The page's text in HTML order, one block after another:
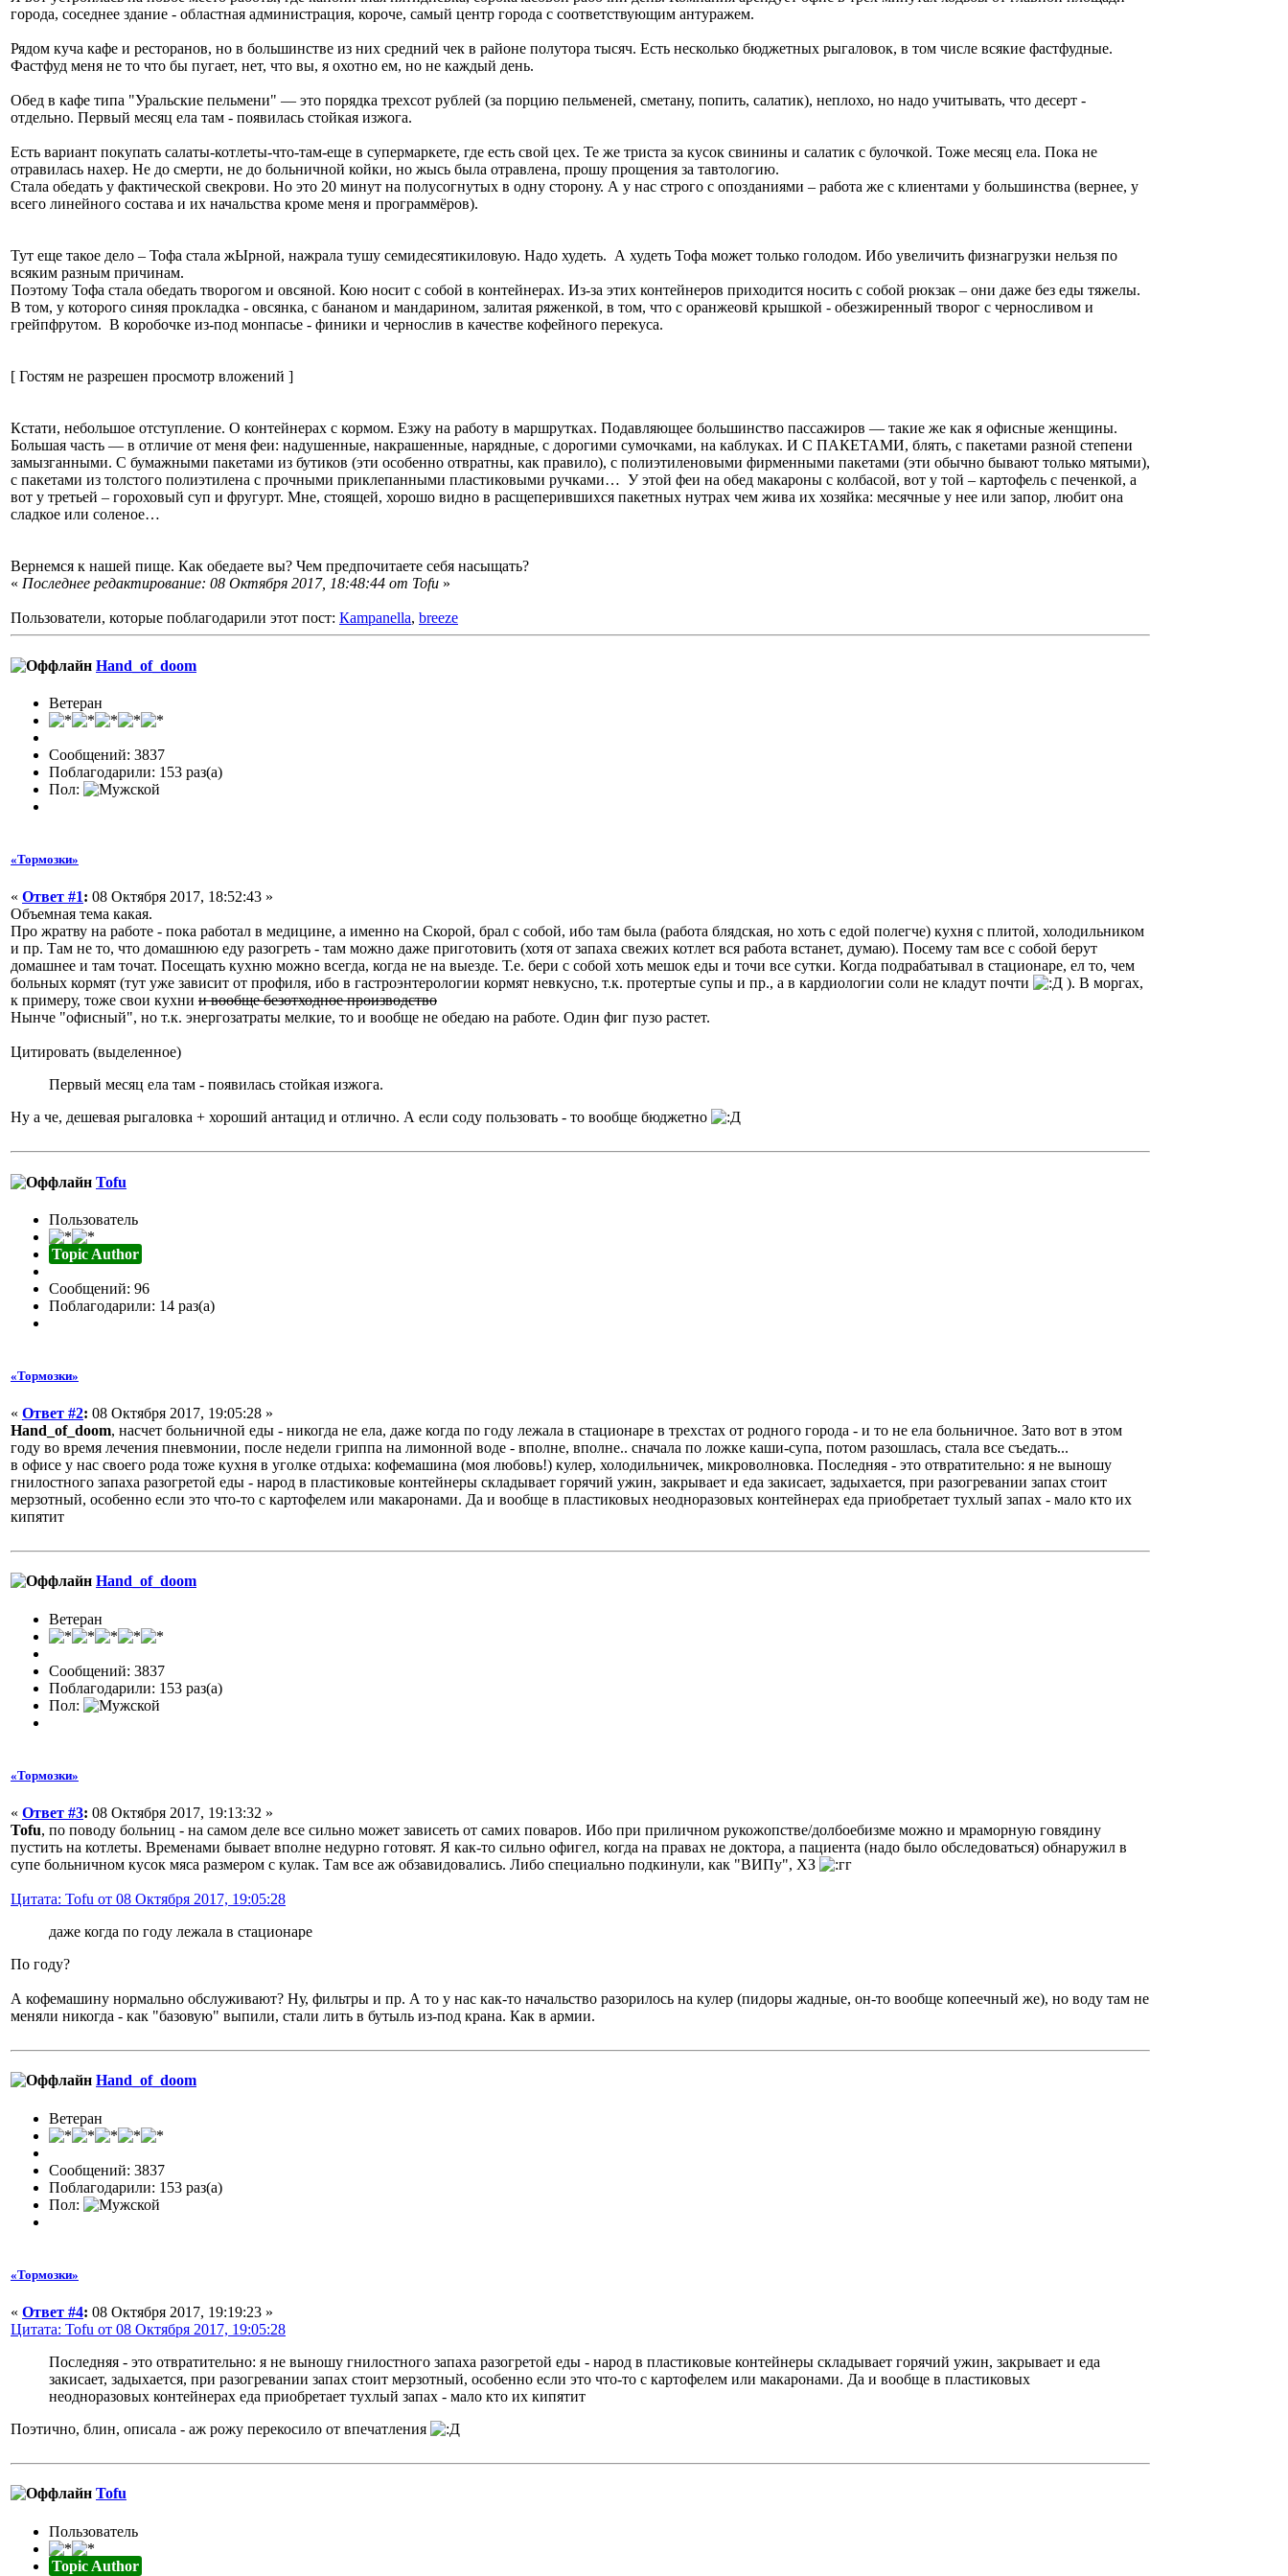
города, соседнее здание - областная администрация, короче, самый центр города с соответствующим антуражем.
Рядом куча кафе и ресторанов, но в большинстве из них средний чек в районе полутора тысяч. Есть несколько бюджетных рыгаловок, в том числе всякие фастфудные.
Фастфуд меня не то что бы пугает, нет, что вы, я охотно ем, но не каждый день.
Обед в кафе типа "Уральские пельмени" — это порядка трехсот рублей (за порцию пельменей, сметану, попить, салатик), неплохо, но надо учитывать, что десерт -
отдельно. Первый месяц ела там - появилась стойкая изжога.
Есть вариант покупать салаты-котлеты-что-там-еще в супермаркете, где есть свой цех. Те же триста за кусок свинины и салатик с булочкой. Тоже месяц ела. Пока не
отравилась нахер. Не до смерти, не до больничной койки, но жысь была отравлена, прошу прощения за тавтологию.
Стала обедать у фактической свекрови. Но это 20 минут на полусогнутых в одну сторону. А у нас строго с опозданиями – работа же с клиентами у большинства (вернее, у
всего линейного состава и их начальства кроме меня и программёров).
Тут еще такое дело – Тофа стала жЫрной, нажрала тушу семидесятикиловую. Надо худеть. А худеть Тофа может только голодом. Ибо увеличить физнагрузки нельзя по
всяким разным причинам.
Поэтому Тофа стала обедать творогом и овсяной. Кою носит с собой в контейнерах. Из-за этих контейнеров приходится носить с собой рюкзак – они даже без еды тяжелы.
В том, у которого синяя прокладка - овсянка, с бананом и мандарином, залитая ряженкой, в том, что с оранжеовй крышкой - обезжиренный творог с черносливом и
грейпфрутом. В коробочке из-под монпасье - финики и чернослив в качестве кофейного перекуса.
[ Гостям не разрешен просмотр вложений ]
Кстати, небольшое отступление. О контейнерах с кормом. Езжу на работу в маршрутках. Подавляющее большинство пассажиров — такие же как я офисные женщины.
Большая часть — в отличие от меня феи: надушенные, накрашенные, нарядные, с дорогими сумочками, на каблуках. И С ПАКЕТАМИ, блять, с пакетами разной степени
замызганными. С бумажными пакетами из бутиков (эти особенно отвратны, как правило), с полиэтиленовыми фирменными пакетами (эти обычно бывают только мятыми),
с пакетами из толстого полиэтилена с прочными приклепанными пластиковыми ручками… У этой феи на обед макароны с колбасой, вот у той – картофель с печенкой, а
вот у третьей – гороховый суп и фругурт. Мне, стоящей, хорошо видно в расщеперившихся пакетных нутрах чем жива их хозяйка: месячные у нее или запор, любит она
сладкое или соленое…
Вернемся к нашей пище. Как обедаете вы? Чем предпочитаете себя насыщать?
« Последнее редактирование: 08 Октября 2017, 18:48:44 от Tofu »
Пользователи, которые поблагодарили этот пост: Кampanella, breeze
Hand_of_doom
Ветеран
Сообщений: 3837
Поблагодарили: 153 раз(а)
Пол:
«Тормозки»
« Ответ #1: 08 Октября 2017, 18:52:43 »
Объемная тема какая.
Про жратву на работе - пока работал в медицине, а именно на Скорой, брал с собой, ибо там была (работа блядская, но хоть с едой полегче) кухня с плитой, холодильником
и пр. Там не то, что домашнюю еду разогреть - там можно даже приготовить (хотя от запаха свежих котлет вся работа встанет, думаю). Посему там все с собой берут
домашнее и там точат. Посещать кухню можно всегда, когда не на выезде. Т.е. бери с собой хоть мешок еды и точи все сутки. Когда подрабатывал в стационаре, ел то, чем
больных кормят (тут уже зависит от профиля, ибо в гастроэнтерологии кормят невкусно, т.к. протертые супы и пр., а в кардиологии соли не кладут почти
). В моргах,
к примеру, тоже свои кухни и вообще безотходное производство
Нынче "офисный", но т.к. энергозатраты мелкие, то и вообще не обедаю на работе. Один фиг пузо растет.
Цитировать (выделенное)
Первый месяц ела там - появилась стойкая изжога.
Ну а че, дешевая рыгаловка + хороший антацид и отлично. А если соду пользовать - то вообще бюджетно
Tofu
Пользователь
Topic Author
Сообщений: 96
Поблагодарили: 14 раз(а)
«Тормозки»
« Ответ #2: 08 Октября 2017, 19:05:28 »
Hand_of_doom, насчет больничной еды - никогда не ела, даже когда по году лежала в стационаре в трехстах от родного города - и то не ела больничное. Зато вот в этом
году во время лечения пневмонии, после недели гриппа на лимонной воде - вполне, вполне.. сначала по ложке каши-супа, потом разошлась, стала все съедать...
в офисе у нас своего рода тоже кухня в уголке отдыха: кофемашина (моя любовь!) кулер, холодильничек, микроволновка. Последняя - это отвратительно: я не выношу
гнилостного запаха разогретой еды - народ в пластиковые контейнеры складывает горячий ужин, закрывает и еда закисает, задыхается, при разогревании запах стоит
мерзотный, особенно если это что-то с картофелем или макаронами. Да и вообще в пластиковых неодноразовых контейнерах еда приобретает тухлый запах - мало кто их
кипятит
Hand_of_doom
Ветеран
Сообщений: 3837
Поблагодарили: 153 раз(а)
Пол:
«Тормозки»
« Ответ #3: 08 Октября 2017, 19:13:32 »
Tofu, по поводу больниц - на самом деле все сильно может зависеть от самих поваров. Ибо при приличном рукожопстве/долбоебизме можно и мраморную говядину
пустить на котлеты. Временами бывает вполне недурно готовят. Я как-то сильно офигел, когда на правах не доктора, а пациента (надо было обследоваться) обнаружил в
супе больничном кусок мяса размером с кулак. Там все аж обзавидовались. Либо специально подкинули, как "ВИПу", ХЗ
Цитата: Tofu от 08 Октября 2017, 19:05:28
даже когда по году лежала в стационаре
По году?
А кофемашину нормально обслуживают? Ну, фильтры и пр. А то у нас как-то начальство разорилось на кулер (пидоры жадные, он-то вообще копеечный же), но воду там не
меняли никогда - как "базовую" выпили, стали лить в бутыль из-под крана. Как в армии.
Hand_of_doom
Ветеран
Сообщений: 3837
Поблагодарили: 153 раз(а)
Пол:
«Тормозки»
« Ответ #4: 08 Октября 2017, 19:19:23 »
Цитата: Tofu от 08 Октября 2017, 19:05:28
Последняя - это отвратительно: я не выношу гнилостного запаха разогретой еды - народ в пластиковые контейнеры складывает горячий ужин, закрывает и еда
закисает, задыхается, при разогревании запах стоит мерзотный, особенно если это что-то с картофелем или макаронами. Да и вообще в пластиковых
неодноразовых контейнерах еда приобретает тухлый запах - мало кто их кипятит
Поэтично, блин, описала - аж рожу перекосило от впечатления
Tofu
Пользователь
Topic Author